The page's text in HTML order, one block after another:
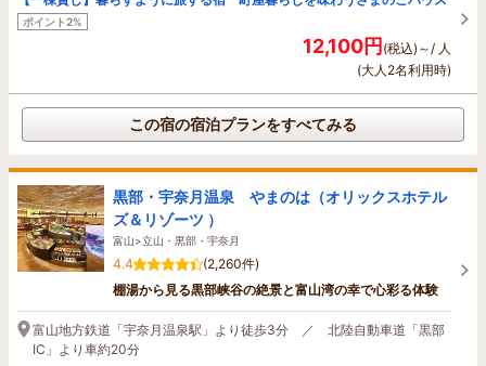
ポイント2%
12,100円(税込)～/ 人
(大人2名利用時)
この宿の宿泊プランをすべてみる
黒部・宇奈月温泉 やまのは（オリックスホテル
ズ＆リゾーツ ）
富山>立山・黒部・宇奈月
4.4
(2,260件)
棚湯から見る黒部峡谷の絶景と富山湾の幸で心彩る体験
富山地方鉄道「宇奈月温泉駅」より徒歩3分 ／ 北陸自動車道「黒部
IC」より車約20分